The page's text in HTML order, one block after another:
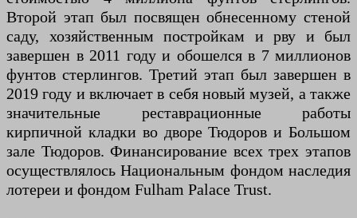
Второй этап был посвящен обнесенному стеной
саду, хозяйственным постройкам и рву и был
завершен в 2011 году и обошелся в 7 миллионов
фунтов стерлингов. Третий этап был завершен в
2019 году и включает в себя новый музей, а также
значительные реставрационные работы
кирпичной кладки во дворе Тюдоров и Большом
зале Тюдоров. Финансирование всех трех этапов
осуществлялось Национальным фондом наследия
лотереи и фондом Fulham Palace Trust.